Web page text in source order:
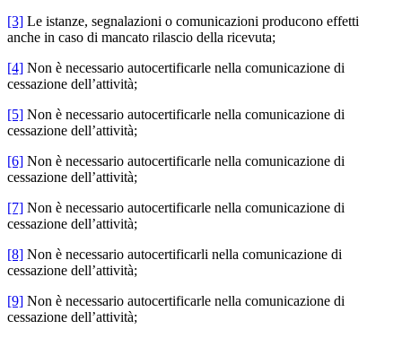
[3] Le istanze, segnalazioni o comunicazioni producono effetti
anche in caso di mancato rilascio della ricevuta;
[4] Non è necessario autocertificarle nella comunicazione di
cessazione dell’attività;
[5] Non è necessario autocertificarle nella comunicazione di
cessazione dell’attività;
[6] Non è necessario autocertificarle nella comunicazione di
cessazione dell’attività;
[7] Non è necessario autocertificarle nella comunicazione di
cessazione dell’attività;
[8] Non è necessario autocertificarli nella comunicazione di
cessazione dell’attività;
[9] Non è necessario autocertificarle nella comunicazione di
cessazione dell’attività;